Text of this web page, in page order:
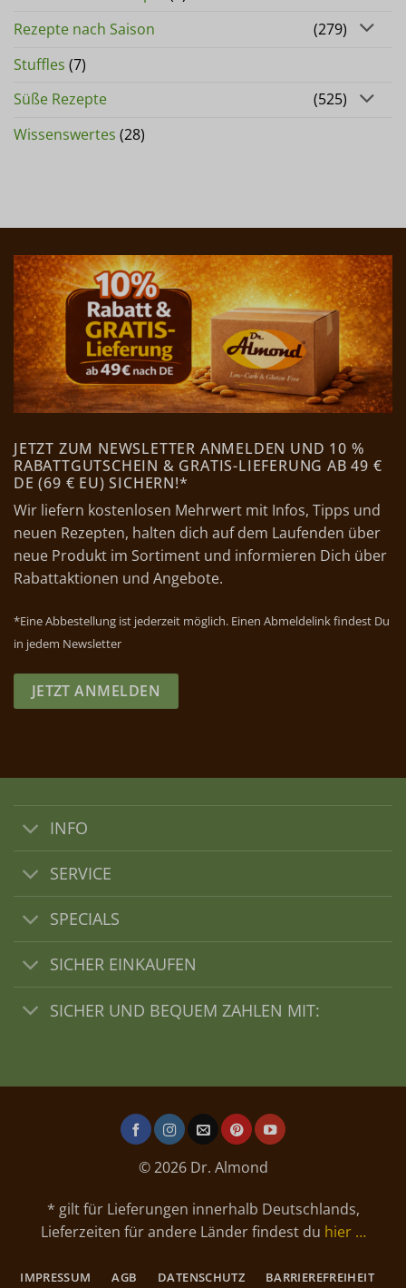
Rezepte nach Saison
(279)
Stuffles (7)
Süße Rezepte
(525)
Wissenswertes (28)
JETZT ZUM NEWSLETTER ANMELDEN UND 10 %
RABATTGUTSCHEIN & GRATIS-LIEFERUNG AB 49 €
DE (69 € EU) SICHERN!*
Wir liefern kostenlosen Mehrwert mit Infos, Tipps und
neuen Rezepten, halten dich auf dem Laufenden über
neue Produkt im Sortiment und informieren Dich über
Rabattaktionen und Angebote.
*Eine Abbestellung ist jederzeit möglich. Einen Abmeldelink findest Du
in jedem Newsletter
JETZT ANMELDEN
INFO
SERVICE
SPECIALS
SICHER EINKAUFEN
SICHER UND BEQUEM ZAHLEN MIT:
© 2026 Dr. Almond
* gilt für Lieferungen innerhalb Deutschlands,
Lieferzeiten für andere Länder findest du hier …
IMPRESSUM AGB DATENSCHUTZ BARRIEREFREIHEIT